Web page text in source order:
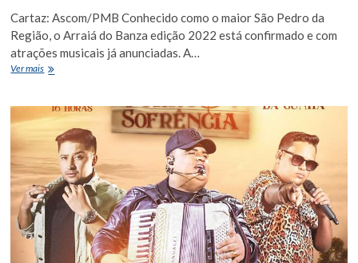
Cartaz: Ascom/PMB Conhecido como o maior São Pedro da
Região, o Arraiá do Banza edição 2022 está confirmado e com
atrações musicais já anunciadas. A…
Ver maisArraiá
2022
confirmado
e
com
atrações
já
anunciadas